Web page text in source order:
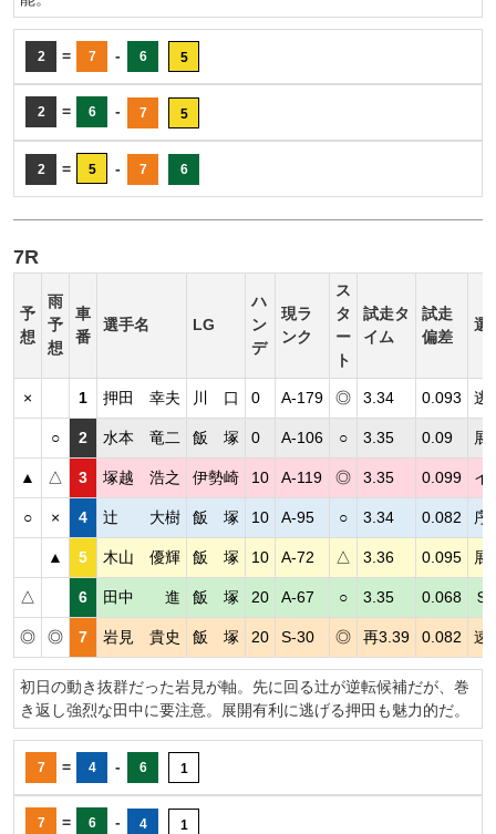
2 = 7 - 6 5
2 = 6 - 7 5
2 = 5 - 7 6
7R
予
想
雨
予
想
車
番
選手名 LG
ハ
ン
デ
現ラ
ンク
ス
タ
ー
ト
試走タ
イム
試走
偏差
選
× 1 押田 幸夫 川 口 0 A-179 ◎ 3.34 0.093 逃
○ 2 水本 竜二 飯 塚 0 A-106 ○ 3.35 0.09 展
▲ △ 3 塚越 浩之 伊勢崎 10 A-119 ◎ 3.35 0.099 イ
○ × 4 辻 大樹 飯 塚 10 A-95 ○ 3.34 0.082 序
▲ 5 木山 優輝 飯 塚 10 A-72 △ 3.36 0.095 展
△ 6 田中 進 飯 塚 20 A-67 ○ 3.35 0.068 Ｓ
◎ ◎ 7 岩見 貴史 飯 塚 20 S-30 ◎ 再3.39 0.082 速
初日の動き抜群だった岩見が軸。先に回る辻が逆転候補だが、巻
き返し強烈な田中に要注意。展開有利に逃げる押田も魅力的だ。
7 = 4 - 6 1
7 = 6 - 4 1